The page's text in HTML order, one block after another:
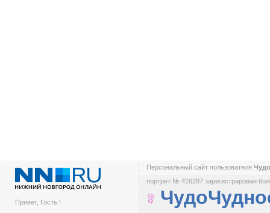
Привет, Гость !
Персональный сайт пользователя
портрет № 416287 зарегистрирован